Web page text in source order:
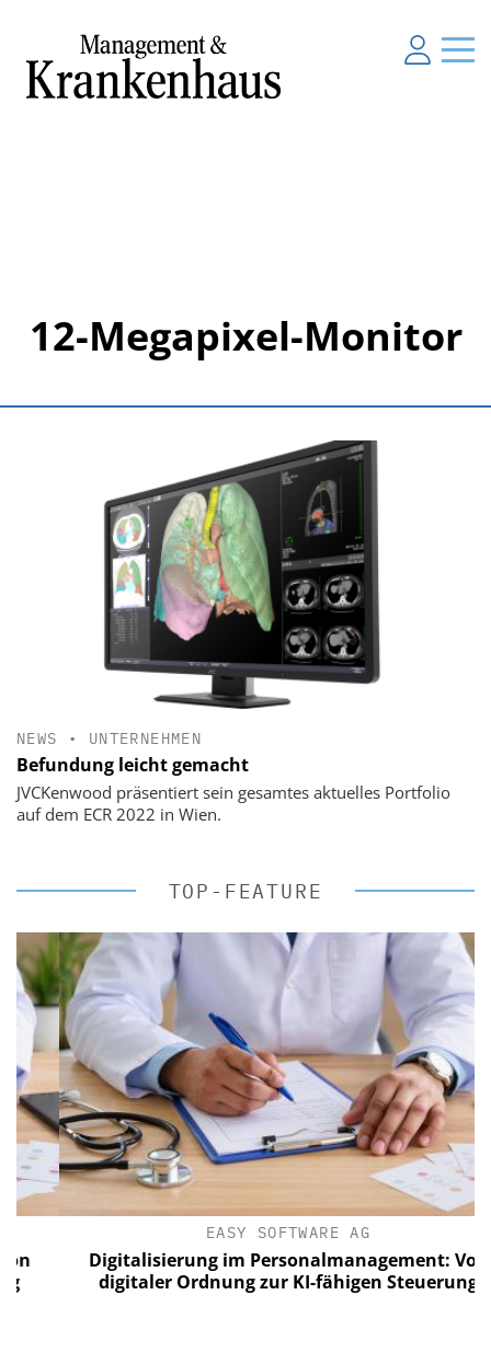
12-Megapixel-Monitor
NEWS • UNTERNEHMEN
Befundung leicht gemacht
JVCKenwood präsentiert sein gesamtes aktuelles Portfolio
auf dem ECR 2022 in Wien.
TOP-FEATURE
EASY SOFTWARE AG
Digitalisierung im Personalmanagement: Von
digitaler Ordnung zur KI-fähigen Steuerung